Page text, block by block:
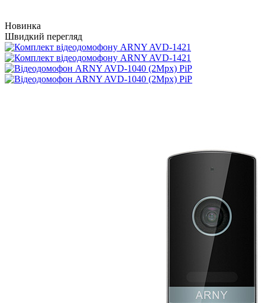
Новинка
Швидкий перегляд